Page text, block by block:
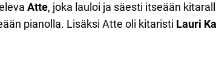
Atte, joka lauloi ja säesti itseään
pianolla. Lisäksi Atte oli kitaristi Lauri